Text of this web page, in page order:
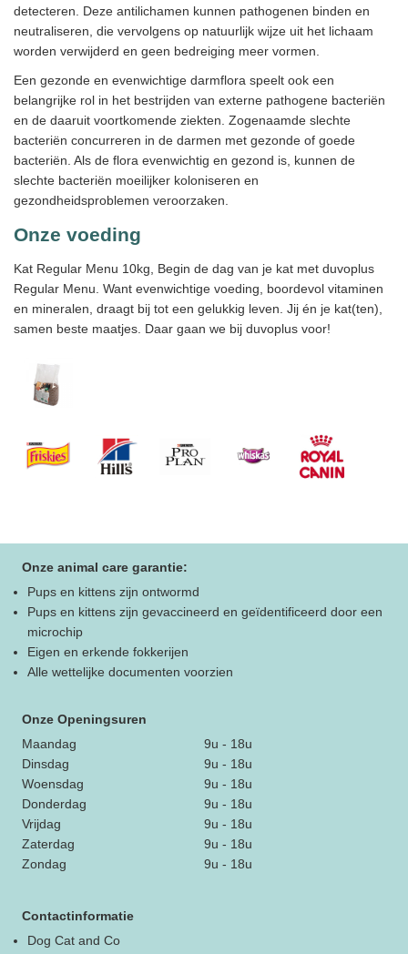
detecteren. Deze antilichamen kunnen pathogenen binden en
neutraliseren, die vervolgens op natuurlijk wijze uit het lichaam
worden verwijderd en geen bedreiging meer vormen.
Een gezonde en evenwichtige darmflora speelt ook een
belangrijke rol in het bestrijden van externe pathogene bacteriën
en de daaruit voortkomende ziekten. Zogenaamde slechte
bacteriën concurreren in de darmen met gezonde of goede
bacteriën. Als de flora evenwichtig en gezond is, kunnen de
slechte bacteriën moeilijker koloniseren en
gezondheidsproblemen veroorzaken.
Onze voeding
Kat Regular Menu 10kg, Begin de dag van je kat met duvoplus
Regular Menu. Want evenwichtige voeding, boordevol vitaminen
en mineralen, draagt bij tot een gelukkig leven. Jij én je kat(ten),
samen beste maatjes. Daar gaan we bij duvoplus voor!
Onze animal care garantie:
Pups en kittens zijn ontwormd
Pups en kittens zijn gevaccineerd en geïdentificeerd door een
microchip
Eigen en erkende fokkerijen
Alle wettelijke documenten voorzien
Onze Openingsuren
Maandag
9u - 18u
Dinsdag
9u - 18u
Woensdag
9u - 18u
Donderdag
9u - 18u
Vrijdag
9u - 18u
Zaterdag
9u - 18u
Zondag
9u - 18u
Contactinformatie
Dog Cat and Co